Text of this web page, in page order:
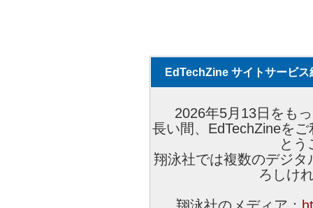
EdTechZine サイトサービス
2026年5月13日をも
長い間、EdTechZineを
とう
翔泳社では複数のデジ
ろしけ